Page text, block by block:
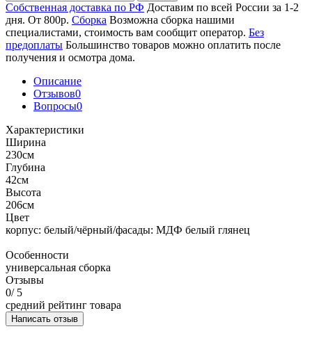
Собственная доставка по РФ Доставим по всей России за 1-2
дня. От 800р. Сборка Возможна сборка нашими
специалистами, стоимость вам сообщит оператор. Без
предоплаты Большинство товаров можно оплатить после
получения и осмотра дома.
Описание
Отзывов0
Вопросы0
Характеристики
Ширина
230см
Глубина
42см
Высота
206см
Цвет
корпус: белый/чёрный/фасады: МДФ белый глянец
Особенности
универсальная сборка
Отзывы
0/ 5
средний рейтинг товара
Написать отзыв